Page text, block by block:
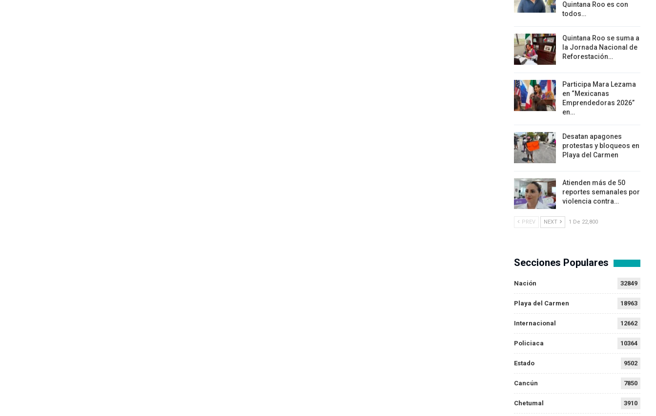
Quintana Roo es con
todos…
Quintana Roo se suma a
la Jornada Nacional de
Reforestación…
Participa Mara Lezama
en “Mexicanas
Emprendedoras 2026”
en…
Desatan apagones
protestas y bloqueos en
Playa del Carmen
Atienden más de 50
reportes semanales por
violencia contra…
PREV NEXT 1 De 22,800
Secciones Populares
Nación 32849
Playa del Carmen 18963
Internacional 12662
Policiaca 10364
Estado 9502
Cancún 7850
Chetumal 3910